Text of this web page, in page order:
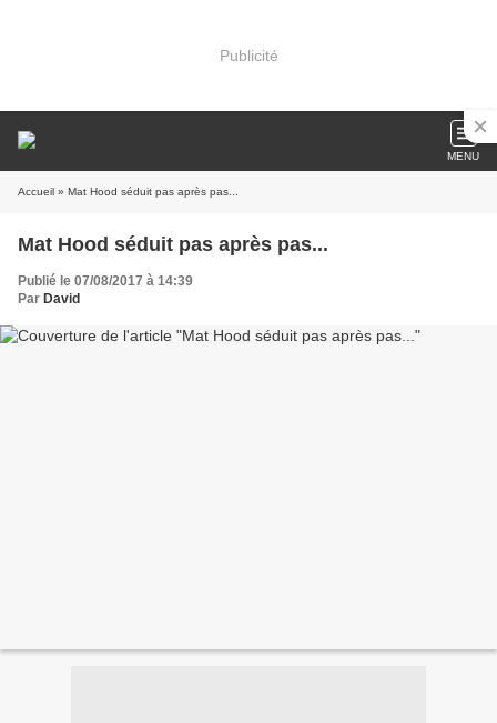
Publicité
MENU
Accueil » Mat Hood séduit pas après pas...
Mat Hood séduit pas après pas...
Publié le 07/08/2017 à 14:39
Par David